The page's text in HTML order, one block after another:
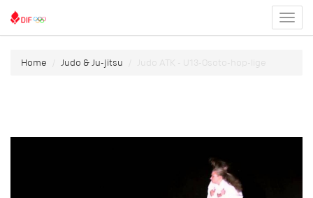
menu
Home Judo & Ju-jitsu Judo ATK - U13-Osoto-hop-lige